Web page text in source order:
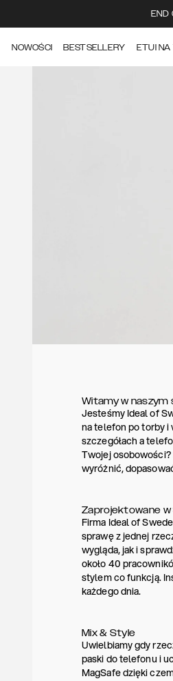
END
NOWOŚCI BESTSELLERY ETUI NA
Witamy w naszym
Jesteśmy Ideal of
na telefon po torby i
szczegółach a
Twojej osobowości?
wyróżnić,
Zaprojektowane w
Firma Ideal of
sprawę z jednej
wygląda, jak i
około 40
stylem co funkcją.
każdego dnia.
Mix & Style
Uwielbiamy gdy
paski do telefonu i
MagSafe dzięki